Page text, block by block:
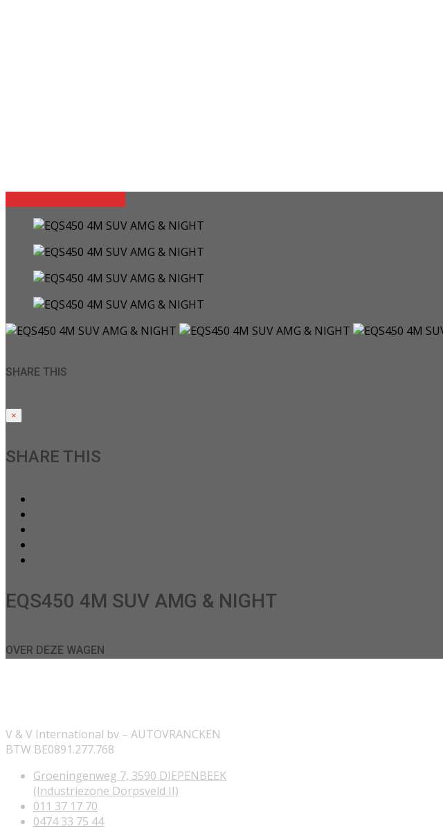
SHARE THIS
×
SHARE THIS
EQS450 4M SUV AMG & NIGHT
OVER DEZE WAGEN
V & V International bv – AUTOVRANCKEN
BTW BE0891.277.768
Groeningenweg 7, 3590 DIEPENBEEK
(Industriezone Dorpsveld II)
011 37 17 70
0474 33 75 44